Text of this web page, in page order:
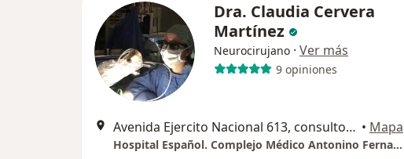
Dra. Claudia Cervera
Martínez
Neurocirujano · Ver más
9 opiniones
Avenida Ejercito Nacional 613, consultorio 205, Colonia Granada, Miguel Hidalgo,Ciudad de México, Distrito Federal DF, Miguel Hidalgo • Mapa
Hospital Español. Complejo Médico Antonino Fernandez